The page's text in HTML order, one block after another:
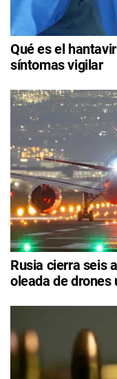
Qué es el
síntomas vigilar
Rusia cierra seis
oleada de drones